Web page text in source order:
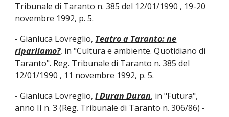
Tribunale di Taranto n. 385 del 12/01/1990 , 19-20
novembre 1992, p. 5.
- Gianluca Lovreglio, Teatro a Taranto: ne
riparliamo?, in "Cultura e ambiente. Quotidiano di
Taranto". Reg. Tribunale di Taranto n. 385 del
12/01/1990 , 11 novembre 1992, p. 5.
- Gianluca Lovreglio,I Duran Duran, in "Futura",
anno II n. 3 (Reg. Tribunale di Taranto n. 306/86) -